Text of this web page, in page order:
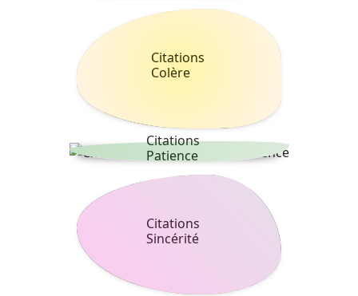
Citations
Colère
Citations
Patience
Citations
Sincérité